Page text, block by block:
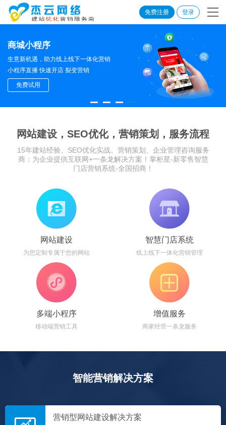
免费注册 登录
商城小程序
生意新机遇，助力线上线下一体化营销
小程序直播 快速开店 裂变营销
免费试用
网站建设，SEO优化，营销策划，服务流程
15年建站经验、SEO优化实战、营销策划、企业管理咨询服务
商；为企业提供互联网+一条龙解决方案！掌柜星-新零售智慧
门店营销系统-全国招商！
网站建设
为您定制专属于您的网站
智慧门店系统
线上线下一体化营销管理
多端小程序
移动端营销工具
增值服务
商家经营一条龙服务
智能营销解决方案
营销型网站建设解决方案